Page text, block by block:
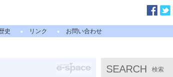
史 リンク お問い合わせ
SEARCH 検索